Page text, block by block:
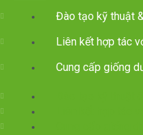
Đào tạo kỹ thuật
Liên kết hợp tác
Cung cấp giống